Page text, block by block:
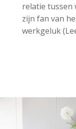
relatie tussen
zijn fan van
werkgeluk